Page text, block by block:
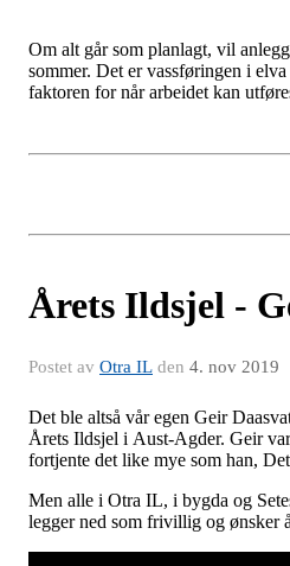
Om alt går som planlagt, vil
sommer. Det er vassføringen i
faktoren for når arbeidet kan
Årets Ildsjel -
Postet av Otra IL den 4. nov 2019
Det ble altså vår egen Geir
Årets Ildsjel i Aust-Agder. Geir
fortjente det like mye som han,
Men alle i Otra IL, i bygda og
legger ned som frivillig og ønsker